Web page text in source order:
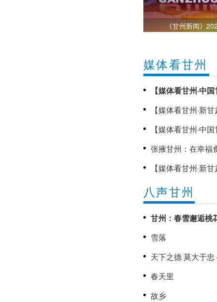
《甘州新闻》2026年7月31日
媒体看甘州
【媒体看甘州·中
趣好时光
【媒体看甘州·新
【媒体看甘州·中
助学金温暖甘州高
张掖甘州：在幸福
【媒体看甘州·新
显千年古建之美
八声甘州
甘州：春雪邂逅桃
雪落
春天里
故乡